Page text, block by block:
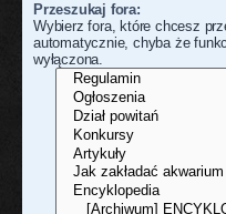
Przeszukaj fora:
Wybierz fora, które chcesz
automatycznie, chyba że
wyłączona.